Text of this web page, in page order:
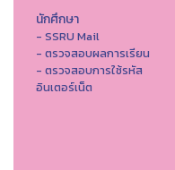
นักศึกษา
- SSRU Mail
- ตรวจสอบผลการเรียน
- ตรวจสอบการใช้รหัส
อินเตอร์เน็ต